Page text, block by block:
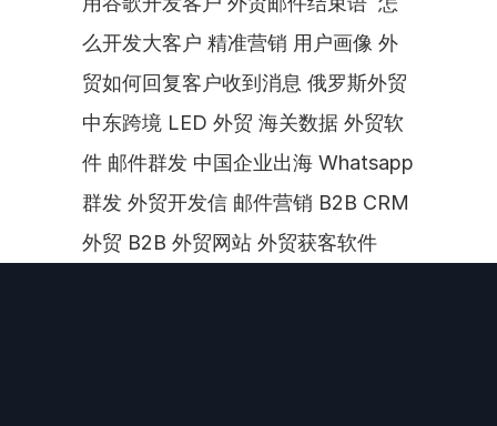
么开发大客户 精准营销 用户画像 外
贸如何回复客户收到消息 俄罗斯外贸
中东跨境 LED 外贸 海关数据 外贸软
件 邮件群发 中国企业出海 Whatsapp
群发 外贸开发信 邮件营销 B2B CRM
外贸 B2B 外贸网站 外贸获客软件